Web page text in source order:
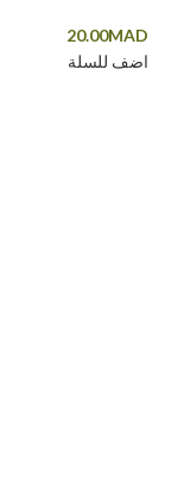
20.00MAD
اضف للسلة